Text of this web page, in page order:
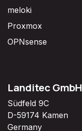
meloki
Proxmox
OPNsense
Landitec GmbH
Südfeld 9C
D-59174 Kamen
Germany